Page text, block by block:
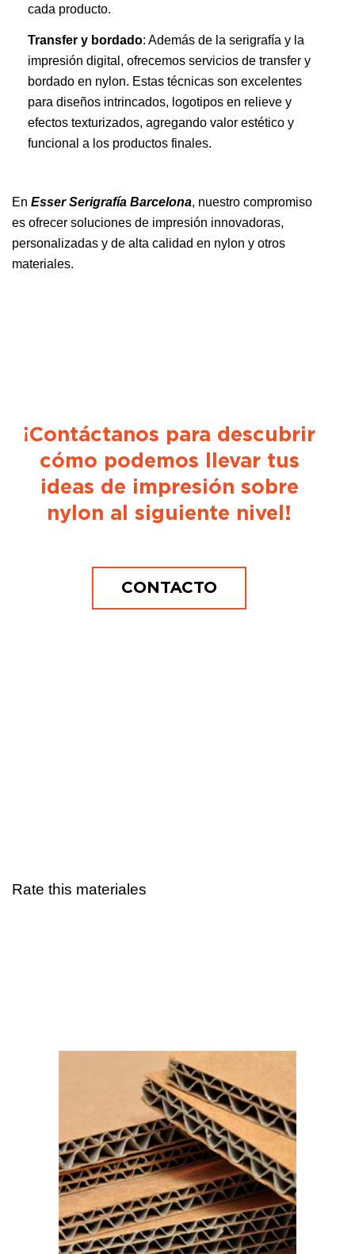
cada producto.
Transfer y bordado: Además de la serigrafía y la
impresión digital, ofrecemos servicios de transfer y
bordado en nylon. Estas técnicas son excelentes
para diseños intrincados, logotipos en relieve y
efectos texturizados, agregando valor estético y
funcional a los productos finales.
En Esser Serigrafía Barcelona, nuestro compromiso
es ofrecer soluciones de impresión innovadoras,
personalizadas y de alta calidad en nylon y otros
materiales.
¡Contáctanos para descubrir
cómo podemos llevar tus
ideas de impresión sobre
nylon al siguiente nivel!
CONTACTO
Rate this materiales